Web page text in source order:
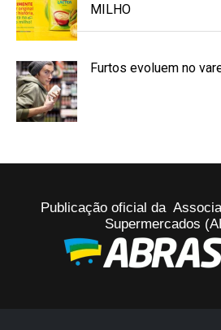
MILHO
Furtos evoluem no
Publicação oficial da
Supermercados